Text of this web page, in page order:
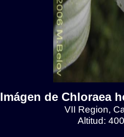
Imágen de Chloraea
VII Region,
Altitud: